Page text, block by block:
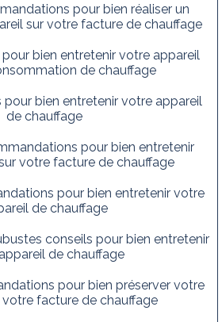
pour bien réaliser un
sur votre facture de chauffage
bien entretenir votre appareil
de chauffage
pour bien entretenir votre appareil
de chauffage
pour bien entretenir
votre facture de chauffage
pour bien entretenir votre
de chauffage
conseils pour bien entretenir
de chauffage
pour bien préserver votre
votre facture de chauffage